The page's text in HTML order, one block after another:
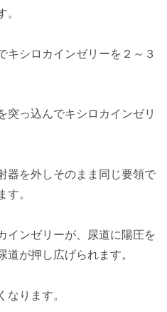
。
キシロカインゼリーを２～３
突っ込んでキシロカインゼリ
器を外しそのまま同じ要領で
す。
インゼリーが、尿道に陽圧を
が押し広げられます。
なります。